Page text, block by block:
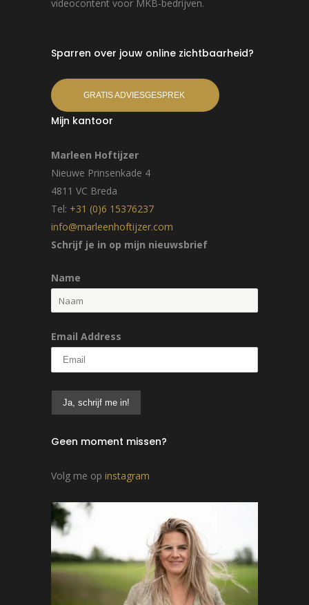
videocontent voor MKB-bedrijven.
Sparren over jouw online zichtbaarheid?
GRATIS ADVIESGESPREK
Mijn kantoor
Marleen Hoftijzer
Nieuwe Prinsenkade 4
4811 VC Breda
Tel: +31 (0)6 15376237
info@marleenhoftijzer.com
Schrijf je in op mijn nieuwsbrief
Name
Email Address
Geen moment missen?
Volg me op instagram